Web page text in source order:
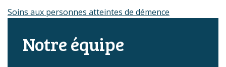
Soins aux personnes atteintes de démence
Notre équipe